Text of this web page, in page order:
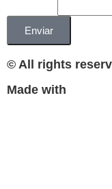
Enviar
© All rights
Made with